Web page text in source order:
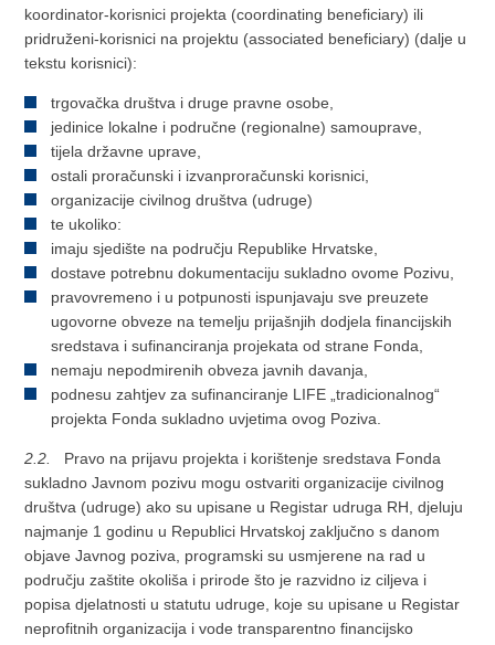
koordinator-korisnici projekta (coordinating beneficiary) ili
pridruženi-korisnici na projektu (associated beneficiary) (dalje u
tekstu korisnici):
trgovačka društva i druge pravne osobe,
jedinice lokalne i područne (regionalne) samouprave,
tijela državne uprave,
ostali proračunski i izvanproračunski korisnici,
organizacije civilnog društva (udruge)
te ukoliko:
imaju sjedište na području Republike Hrvatske,
dostave potrebnu dokumentaciju sukladno ovome Pozivu,
pravovremeno i u potpunosti ispunjavaju sve preuzete
ugovorne obveze na temelju prijašnjih dodjela financijskih
sredstava i sufinanciranja projekata od strane Fonda,
nemaju nepodmirenih obveza javnih davanja,
podnesu zahtjev za sufinanciranje LIFE „tradicionalnog“
projekta Fonda sukladno uvjetima ovog Poziva.
2.2. Pravo na prijavu projekta i korištenje sredstava Fonda
sukladno Javnom pozivu mogu ostvariti organizacije civilnog
društva (udruge) ako su upisane u Registar udruga RH, djeluju
najmanje 1 godinu u Republici Hrvatskoj zaključno s danom
objave Javnog poziva, programski su usmjerene na rad u
području zaštite okoliša i prirode što je razvidno iz ciljeva i
popisa djelatnosti u statutu udruge, koje su upisane u Registar
neprofitnih organizacija i vode transparentno financijsko